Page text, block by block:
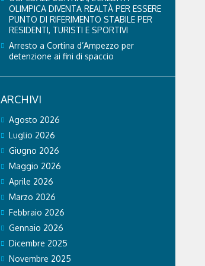
OLIMPICA DIVENTA REALTÀ PER ESSERE
PUNTO DI RIFERIMENTO STABILE PER
RESIDENTI, TURISTI E SPORTIVI
Arresto a Cortina d’Ampezzo per
detenzione ai fini di spaccio
ARCHIVI
Agosto 2026
Luglio 2026
Giugno 2026
Maggio 2026
Aprile 2026
Marzo 2026
Febbraio 2026
Gennaio 2026
Dicembre 2025
Novembre 2025